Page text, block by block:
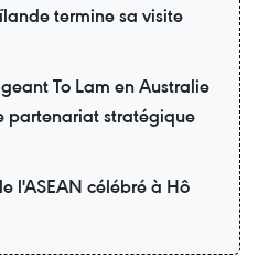
termine sa visite
To Lam en Australie
partenariat stratégique
l'ASEAN célébré à Hô